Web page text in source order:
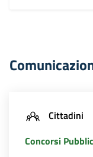
Cittadini
Concorsi